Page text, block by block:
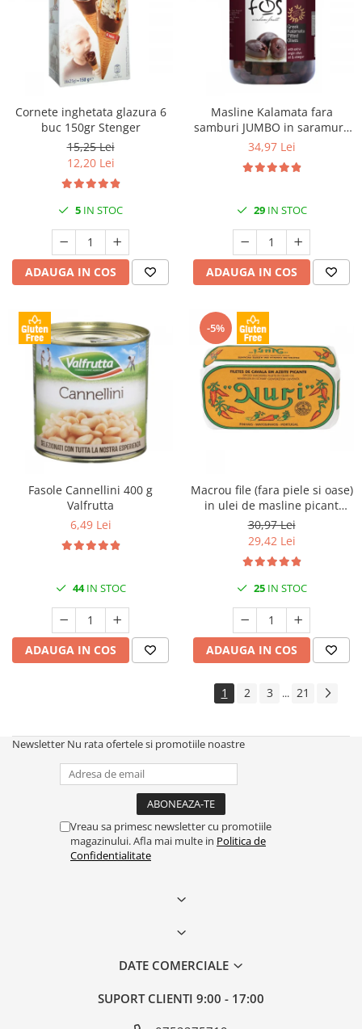
Cornete inghetata glazura 6
buc 150gr Stenger
15,25 Lei
12,20 Lei
5 IN STOC
ADAUGA IN COS
Masline Kalamata fara
samburi JUMBO in saramura
1kg FOS
34,97 Lei
29IN STOC
ADAUGA IN COS
Fasole Cannellini 400 g
Valfrutta
6,49 Lei
44IN STOC
ADAUGA IN COS
-5%
Macrou file (fara piele si oase)
in ulei de masline picant
125gr Nuri
30,97 Lei
29,42 Lei
25IN STOC
ADAUGA IN COS
1 2 3 ... 21
Newsletter Nu rata ofertele si promotiile noastre
Vreau sa primesc newsletter cu promotiile
magazinului. Afla mai multe in Politica de
Confidentialitate
DATE COMERCIALE
SUPORT CLIENTI 9:00 - 17:00